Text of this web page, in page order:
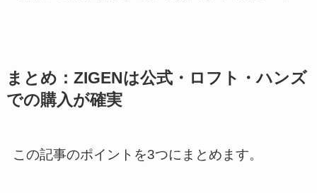
まとめ：ZIGENは公式・ロフト・ハンズ
での購入が確実
この記事のポイントを3つにまとめます。